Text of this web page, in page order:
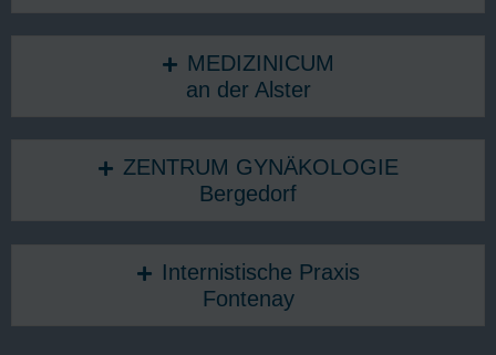
MEDIZINICUM
an der Alster
ZENTRUM GYNÄKOLOGIE
Bergedorf
Internistische Praxis
Fontenay